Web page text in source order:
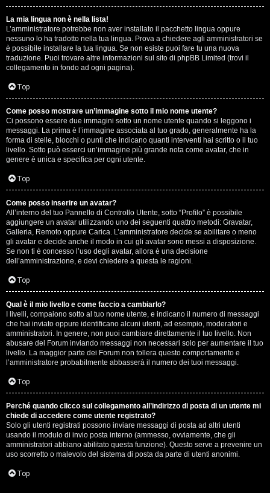
La mia lingua non è nella lista!
L’amministratore potrebbe non aver installato il pacchetto lingua oppure
nessuno lo ha tradotto nella tua lingua. Prova a chiedere agli amministratori se
è possibile installare la tua lingua. Se non esiste puoi fare tu una nuova
traduzione. Puoi trovare altre informazioni sul sito di phpBB Limited (trovi il
collegamento in fondo ad ogni pagina).
Top
Come posso mostrare un’immagine sotto il mio nome utente?
Ci possono essere due immagini sotto un nome utente quando si leggono i
messaggi. La prima è l’immagine associata al tuo grado, generalmente ha la
forma di stelle, blocchi o punti che indicano quanti interventi hai scritto o il tuo
livello. Sotto può esserci un’immagine più grande nota come avatar, che in
genere è unica e specifica per ogni utente.
Top
Come posso inserire un avatar?
All’interno del tuo Pannello di Controllo Utente, sotto “Profilo” è possibile
aggiungere un avatar utilizzando uno dei seguenti quattro metodi: Gravatar,
Galleria, Remoto oppure Carica. L’amministratore decide se abilitare o meno
gli avatar e decide anche il modo in cui gli avatar sono messi a disposizione.
Se non ti è concesso l’uso degli avatar, allora è una decisione
dell’amministrazione, e devi chiedere a questa le ragioni.
Top
Qual è il mio livello e come faccio a cambiarlo?
I livelli, compaiono sotto al tuo nome utente, e indicano il numero di messaggi
che hai inviato oppure identificano alcuni utenti, ad esempio, moderatori e
amministratori. In genere, non puoi cambiare direttamente il tuo livello. Non
abusare del Forum inviando messaggi non necessari solo per aumentare il tuo
livello. La maggior parte dei Forum non tollera questo comportamento e
l’amministratore probabilmente abbasserà il numero dei tuoi messaggi.
Top
Perché quando clicco sul collegamento all’indirizzo di posta di un utente mi
chiede di accedere come utente registrato?
Solo gli utenti registrati possono inviare messaggi di posta ad altri utenti
usando il modulo di invio posta interno (ammesso, ovviamente, che gli
amministratori abbiano abilitato questa funzione). Questo serve a prevenire un
uso scorretto o malevolo del sistema di posta da parte di utenti anonimi.
Top
o
r
e
:
G
i
g
i
D
’
A
g
o
s
t
i
n
o
P
l
a
n
e
t